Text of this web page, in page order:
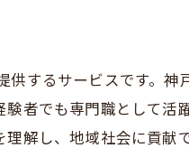
経験
気の理由
る方法
するサービスです。
者でも専門職として活
解し、地域社会に貢献